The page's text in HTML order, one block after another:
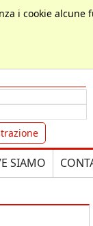
i cookie
SIAMO